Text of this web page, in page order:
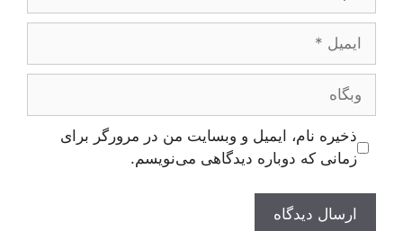
ایمیل
وبگاه
ذخیره نام، ایمیل و وبسایت من در مرورگر برای
زمانی که دوباره دیدگاهی می‌نویسم.